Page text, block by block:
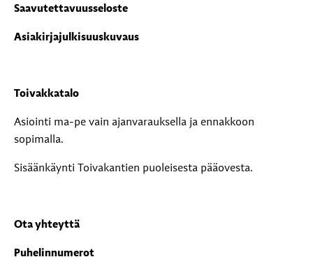
Saavutettavuusseloste
Asiakirjajulkisuuskuvaus
Toivakkatalo
Asiointi ma-pe vain ajanvarauksella ja ennakkoon
sopimalla.
Sisäänkäynti Toivakantien puoleisesta pääovesta.
Ota yhteyttä
Puhelinnumerot